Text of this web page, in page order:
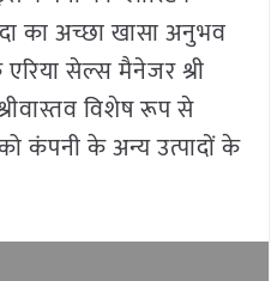
का अच्छा खासा अनुभव
सेल्स मैनेजर श्री
विशेष रूप से
कंपनी के अन्य उत्पादों के